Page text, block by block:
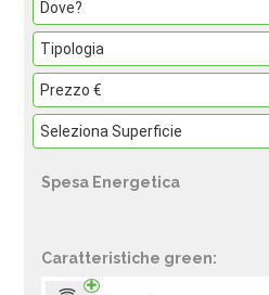
Spesa Energetica
Caratteristiche green: